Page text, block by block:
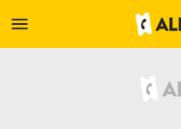
menu